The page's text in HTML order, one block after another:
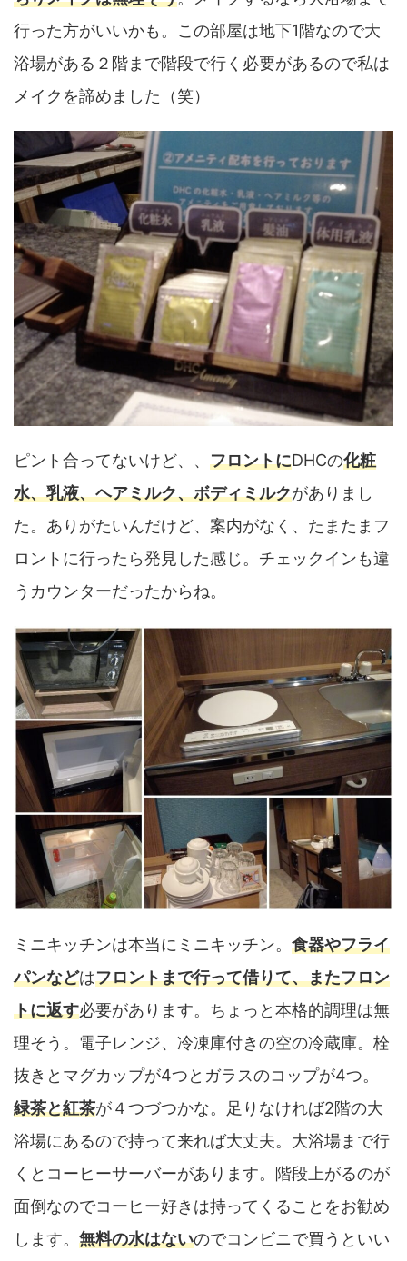
行った方がいいかも。この部屋は地下1階なので大
浴場がある２階まで階段で行く必要があるので私は
メイクを諦めました（笑）
ピント合ってないけど、、 フロントにDHCの化粧
水、乳液、ヘアミルク、ボディミルクがありまし
た。ありがたいんだけど、案内がなく、たまたまフ
ロントに行ったら発見した感じ。チェックインも違
うカウンターだったからね。
ミニキッチンは本当にミニキッチン。 食器やフライ
パンなどはフロントまで行って借りて、またフロン
トに返す必要があります。ちょっと本格的調理は無
理そう。電子レンジ、冷凍庫付きの空の冷蔵庫。栓
抜きとマグカップが4つとガラスのコップが4つ。
緑茶と紅茶が４つづつかな。足りなければ2階の大
浴場にあるので持って来れば大丈夫。大浴場まで行
くとコーヒーサーバーがあります。階段上がるのが
面倒なのでコーヒー好きは持ってくることをお勧め
します。 無料の水はないのでコンビニで買うといい